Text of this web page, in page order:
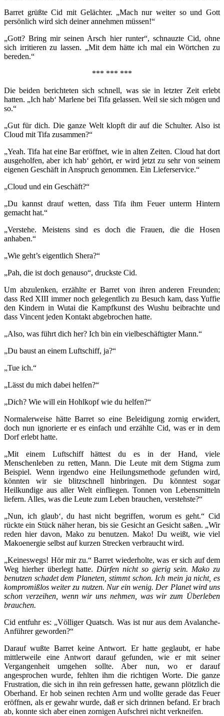
Barret grüßte Cid mit Gelächter. „Mach nur weiter so und Gott
persönlich wird sich deiner annehmen müssen!“
„Gott? Bring mir seinen Arsch hier runter“, schnauzte Cid, ohne
sich irritieren zu lassen. „Mit dem hätte ich mal ein Wörtchen zu
bereden.“
*** *** ***
Die beiden berichteten sich schnell, was sie in letzter Zeit erlebt
hatten. „Ich hab‘ Marlene bei Tifa gelassen. Weil sie sich mögen und
so.“
„Gut für dich. Die ganze Welt klopft dir auf die Schulter. Also ist
Cloud mit Tifa zusammen?“
„Yeah. Tifa hat eine Bar eröffnet, wie in alten Zeiten. Cloud hat dort
ausgeholfen, aber ich hab‘ gehört, er wird jetzt zu sehr von seinem
eigenen Geschäft in Anspruch genommen. Ein Lieferservice.“
„Cloud und ein Geschäft?“
„Du kannst drauf wetten, dass Tifa ihm Feuer unterm Hintern
gemacht hat.“
„Verstehe. Meistens sind es doch die Frauen, die die Hosen
anhaben.“
„Wie geht’s eigentlich Shera?“
„Pah, die ist doch genauso“, druckste Cid.
Um abzulenken, erzählte er Barret von ihren anderen Freunden;
dass Red XIII immer noch gelegentlich zu Besuch kam, dass Yuffie
den Kindern in Wutai die Kampfkunst des Wushu beibrachte und
dass Vincent jeden Kontakt abgebrochen hatte.
„Also, was führt dich her? Ich bin ein vielbeschäftigter Mann.“
„Du baust an einem Luftschiff, ja?“
„Tue ich.“
„Lässt du mich dabei helfen?“
„Dich? Wie will ein Hohlkopf wie du helfen?“
Normalerweise hätte Barret so eine Beleidigung zornig erwidert,
doch nun ignorierte er es einfach und erzählte Cid, was er in dem
Dorf erlebt hatte.
„Mit einem Luftschiff hättest du es in der Hand, viele
Menschenleben zu retten, Mann. Die Leute mit dem Stigma zum
Beispiel. Wenn irgendwo eine Heilungsmethode gefunden wird,
könnten wir sie blitzschnell hinbringen. Du könntest sogar
Heilkundige aus aller Welt einfliegen. Tonnen von Lebensmitteln
liefern. Alles, was die Leute zum Leben brauchen, verstehste?“
„Nun, ich glaub‘, du hast nicht begriffen, worum es geht.“ Cid
rückte ein Stück näher heran, bis sie Gesicht an Gesicht saßen. „Wir
reden hier davon, Mako zu benutzen. Mako! Du weißt, wie viel
Makoenergie selbst auf kurzen Strecken verbraucht wird.
„Keineswegs! Hör mir zu.“ Barret wiederholte, was er sich auf dem
Weg hierher überlegt hatte. Dürfen nicht so gierig sein. Mako zu
benutzen schadet dem Planeten, stimmt schon. Ich mein ja nicht, es
kompromißlos weiter zu nutzen. Nur ein wenig. Der Planet wird uns
schon verzeihen, wenn wir uns nehmen, was wir zum Überleben
brauchen.
Cid entfuhr es: „Völliger Quatsch. Was ist nur aus dem Avalanche-
Anführer geworden?“
Darauf wußte Barret keine Antwort. Er hatte geglaubt, er habe
mittlerweile eine Antwort darauf gefunden, wie er mit seiner
Vergangenheit umgehen sollte. Aber nun, wo er darauf
angesprochen wurde, fehlten ihm die richtigen Worte. Die ganze
Frustration, die sich in ihn rein gefressen hatte, gewann plötzlich die
Oberhand. Er hob seinen rechten Arm und wollte gerade das Feuer
eröffnen, als er gewahr wurde, daß er sich drinnen befand. Er brach
ab, konnte sich aber einen zornigen Aufschrei nicht verkneifen.